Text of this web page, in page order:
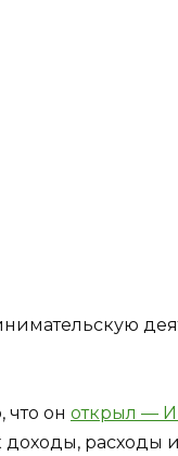
что он открыл —
доходы, расходы